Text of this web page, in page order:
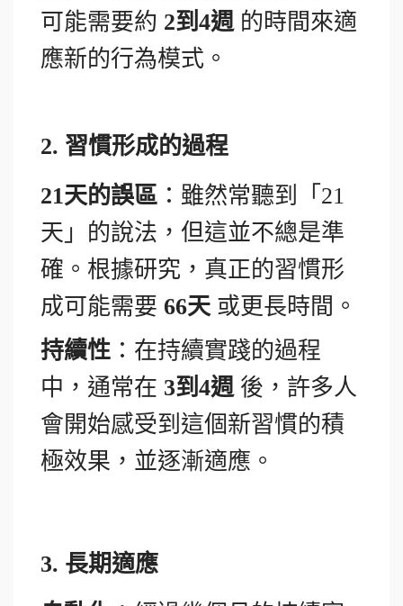
可能需要約 2到4週的時間來適
應新的行為模式。
2. 習慣形成的過程
21天的誤區 ：雖然常聽到「21
天」的說法，但這並不總是準
確。根據研究，真正的習慣形
成可能需要 66天或更長時間。
持續性 ：在持續實踐的過程
中，通常在 3到4週後，許多人
會開始感受到這個新習慣的積
極效果，並逐漸適應。
3. 長期適應